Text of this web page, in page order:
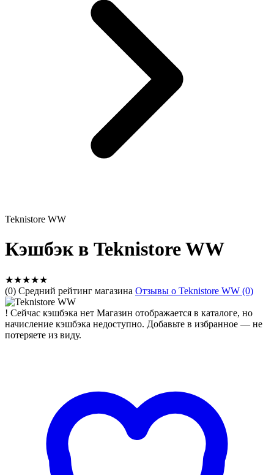
Teknistore WW
Кэшбэк в Teknistore WW
★★★★★
(0) Средний рейтинг магазина Отзывы о Teknistore WW (0)
! Сейчас кэшбэка нет Магазин отображается в каталоге, но
начисление кэшбэка недоступно. Добавьте в избранное — не
потеряете из виду.